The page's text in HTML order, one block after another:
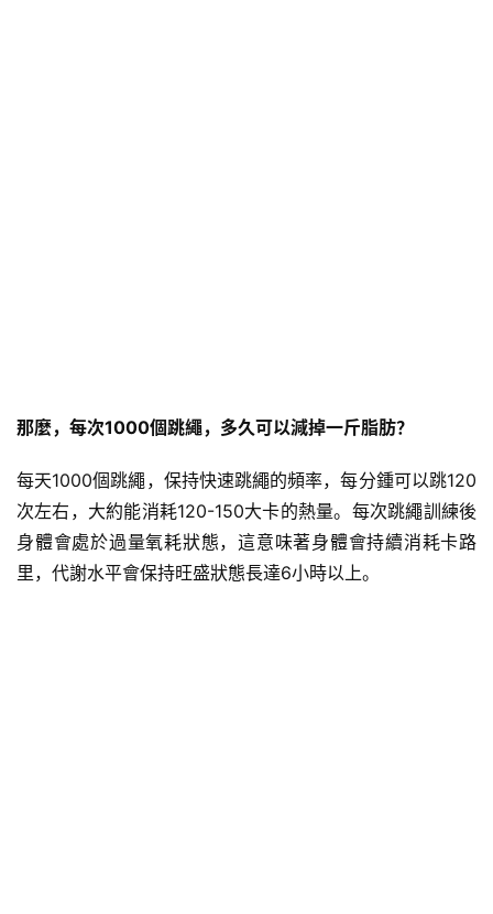
那麼，每次1000個跳繩，多久可以減掉一斤脂肪？
每天1000個跳繩，保持快速跳繩的頻率，每分鍾可以跳120
次左右，大約能消耗120-150大卡的熱量。每次跳繩訓練後
身體會處於過量氧耗狀態，這意味著身體會持續消耗卡路
里，代謝水平會保持旺盛狀態長達6小時以上。